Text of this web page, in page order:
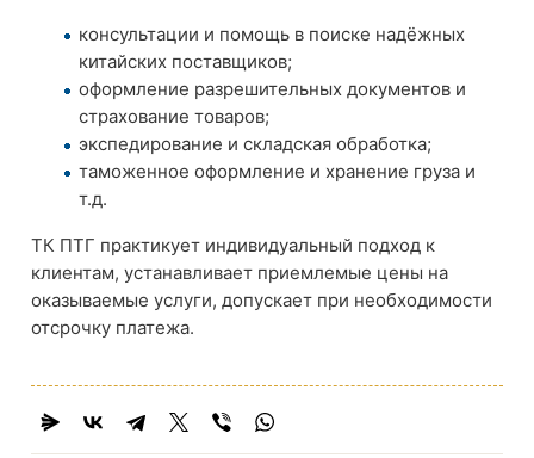
консультации и помощь в поиске надёжных
китайских поставщиков;
оформление разрешительных документов и
страхование товаров;
экспедирование и складская обработка;
таможенное оформление и хранение груза и
т.д.
ТК ПТГ практикует индивидуальный подход к
клиентам, устанавливает приемлемые цены на
оказываемые услуги, допускает при необходимости
отсрочку платежа.